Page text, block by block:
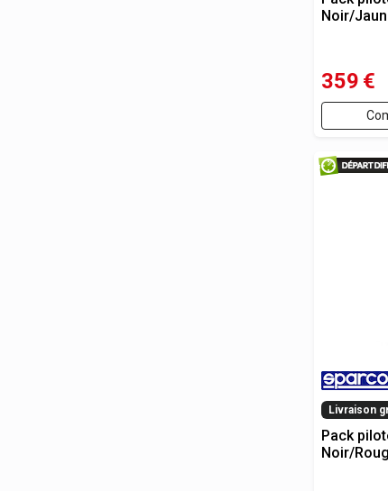
Noir/
359 €
Livraison
Pack
Noir/